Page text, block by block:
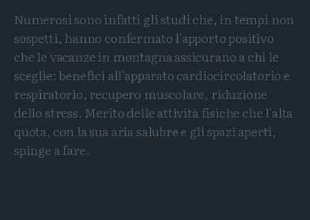
Numerosi sono infatti gli studi che, in tempi non
sospetti, hanno confermato l'apporto positivo
che le vacanze in montagna assicurano a chi le
sceglie: benefici all'apparato cardiocircolatorio e
respiratorio, recupero muscolare, riduzione
dello stress. Merito delle attività fisiche che l'alta
quota, con la sua aria salubre e gli spazi aperti,
spinge a fare.